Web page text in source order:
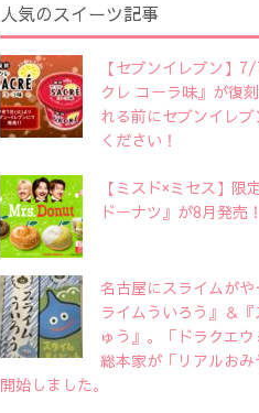
人気のスイーツ記事
【セブンイレブン】
クレ コーラ味』が復
れる前にセブンイレ
ください！
【ミスド×ミセス】限
ドーナツ』が8月発売！
名古屋にスライムが
ライムういろう』＆
ゅう』。「ドラクエ
総本家が「リアルお
開始しました。